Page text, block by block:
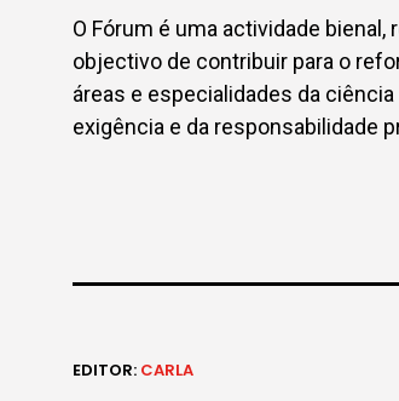
O Fórum é uma actividade
objectivo de contribuir para o
áreas e especialidades da
exigência e da responsabilidade
EDITOR: CARLA